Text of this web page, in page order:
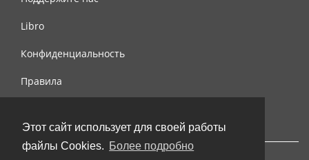
Этот сайт использует для своей работы
файлы Cookies. Более подробно
Libro
Конфиденциальность
Правила